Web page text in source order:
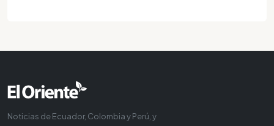
Noticias de Ecuador, Colombia y Perú, y